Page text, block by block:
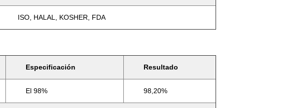
ISO, HALAL, KOSHER, FDA
Especificación Resultado
El 98% 98,20%